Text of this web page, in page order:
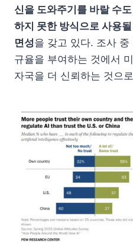
신을 도와주기를 바랄 수
하지 못한 방식으로 사용
면성을 갖고 있다. 조사
규율을 부여하는 것에서
자국을 더 신뢰하는 것으